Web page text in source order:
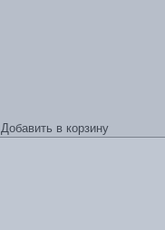
Добавить в корзину